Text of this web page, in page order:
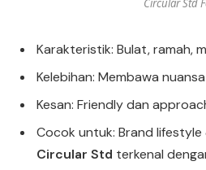
Circular Std
Karakteristik: Bulat, ramah,
Kelebihan: Membawa
Kesan: Friendly dan
Cocok untuk: Brand lifestyle
Circular Std terkenal